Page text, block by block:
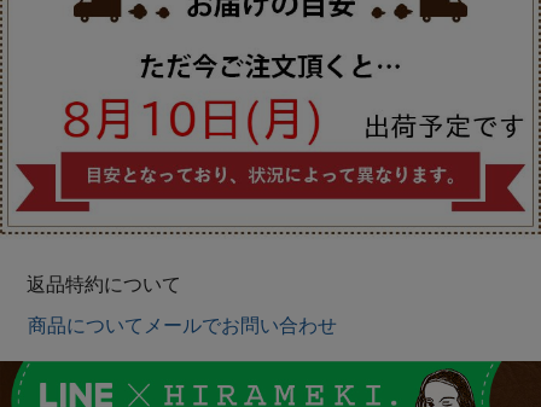
返品特約について
商品についてメールでお問い合わせ